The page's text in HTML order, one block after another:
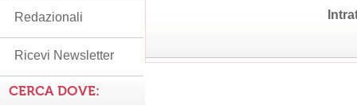
Redazionali
Ricevi Newsletter
CERCA DOVE: